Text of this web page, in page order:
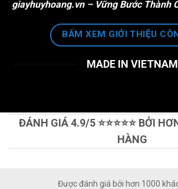
giayhuyhoang.vn – Vững Bước Thành
BẤM XEM GIỚI THIỆU
MADE IN VIETNAM
ĐÁNH GIÁ 4.9/5 ⭐⭐⭐⭐⭐ BỞI
HÀNG
Được đánh giá bởi hơn 1000